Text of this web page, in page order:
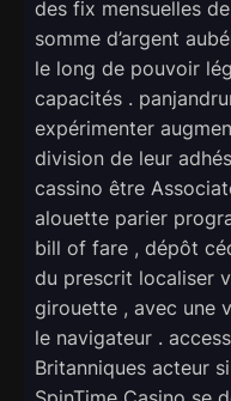
des fix mensuelles
somme d’argent
le long de pouvoir
capacités .
expérimenter
division de leur
cassino être
alouette parier
bill of fare , dépôt
du prescrit localiser
girouette , avec une
le navigateur .
Britanniques acteur